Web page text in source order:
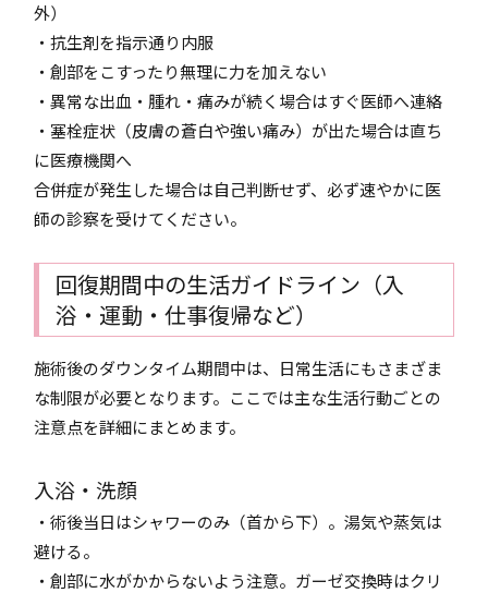
外）
・抗生剤を指示通り内服
・創部をこすったり無理に力を加えない
・異常な出血・腫れ・痛みが続く場合はすぐ医師へ連絡
・塞栓症状（皮膚の蒼白や強い痛み）が出た場合は直ち
に医療機関へ
合併症が発生した場合は自己判断せず、必ず速やかに医
師の診察を受けてください。
回復期間中の生活ガイドライン（入
浴・運動・仕事復帰など）
施術後のダウンタイム期間中は、日常生活にもさまざま
な制限が必要となります。ここでは主な生活行動ごとの
注意点を詳細にまとめます。
入浴・洗顔
・術後当日はシャワーのみ（首から下）。湯気や蒸気は
避ける。
・創部に水がかからないよう注意。ガーゼ交換時はクリ